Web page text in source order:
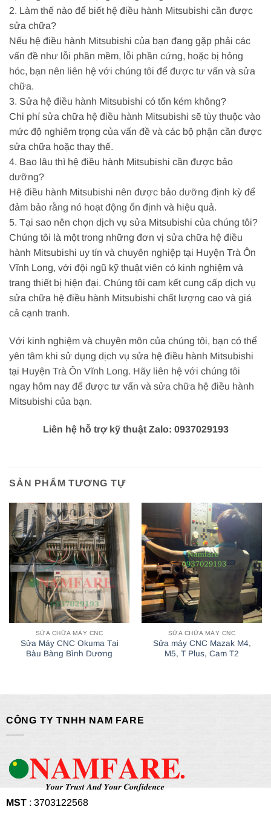
2. Làm thế nào để biết hệ điều hành Mitsubishi cần được
sửa chữa?
Nếu hệ điều hành Mitsubishi của bạn đang gặp phải các
vấn đề như lỗi phần mềm, lỗi phần cứng, hoặc bị hỏng
hóc, bạn nên liên hệ với chúng tôi để được tư vấn và sửa
chữa.
3. Sửa hệ điều hành Mitsubishi có tốn kém không?
Chi phí sửa chữa hệ điều hành Mitsubishi sẽ tùy thuộc vào
mức độ nghiêm trọng của vấn đề và các bộ phận cần được
sửa chữa hoặc thay thế.
4. Bao lâu thì hệ điều hành Mitsubishi cần được bảo
dưỡng?
Hệ điều hành Mitsubishi nên được bảo dưỡng định kỳ để
đảm bảo rằng nó hoạt động ổn định và hiệu quả.
5. Tại sao nên chọn dịch vụ sửa Mitsubishi của chúng tôi?
Chúng tôi là một trong những đơn vị sửa chữa hệ điều
hành Mitsubishi uy tín và chuyên nghiệp tại Huyện Trà Ôn
Vĩnh Long, với đội ngũ kỹ thuật viên có kinh nghiệm và
trang thiết bị hiện đại. Chúng tôi cam kết cung cấp dịch vụ
sửa chữa hệ điều hành Mitsubishi chất lượng cao và giá
cả cạnh tranh.
Với kinh nghiệm và chuyên môn của chúng tôi, bạn có thể
yên tâm khi sử dụng dịch vụ sửa hệ điều hành Mitsubishi
tại Huyện Trà Ôn Vĩnh Long. Hãy liên hệ với chúng tôi
ngay hôm nay để được tư vấn và sửa chữa hệ điều hành
Mitsubishi của bạn.
Liên hệ hỗ trợ kỹ thuật Zalo: 0937029193
SẢN PHẨM TƯƠNG TỰ
SỬA CHỮA MÁY CNC
Sửa Máy CNC Okuma Tại
Bàu Bàng Bình Dương
SỬA CHỮA MÁY CNC
Sửa máy CNC Mazak M4,
M5, T Plus, Cam T2
CÔNG TY TNHH NAM FARE
MST: 3703122568